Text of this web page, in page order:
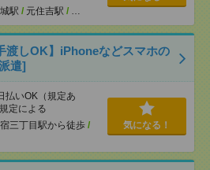
駅 / 元住吉駅 / …
渡しOK】iPhoneなどスマホの
遣]
いOK（規定あ
定による
三丁目駅から徒歩 /
気になる！